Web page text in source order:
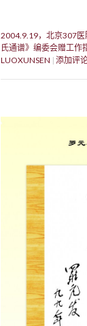
2004.9.19，北京307
氏通谱》编委会赠工作
LUOXUNSEN 添加评